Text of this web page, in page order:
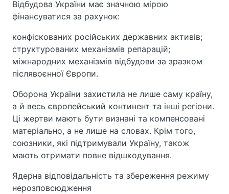
Відбудова України має значною мірою
фінансуватися за рахунок:
конфіскованих російських державних активів;
структурованих механізмів репарацій;
міжнародних механізмів відбудови за зразком
післявоєнної Європи.
Оборона України захистила не лише саму країну,
а й весь європейський континент та інші регіони.
Ці жертви мають бути визнані та компенсовані
матеріально, а не лише на словах. Крім того,
союзники, які підтримували Україну, також
мають отримати повне відшкодування.
Ядерна відповідальність та збереження режиму
нерозповсюдження